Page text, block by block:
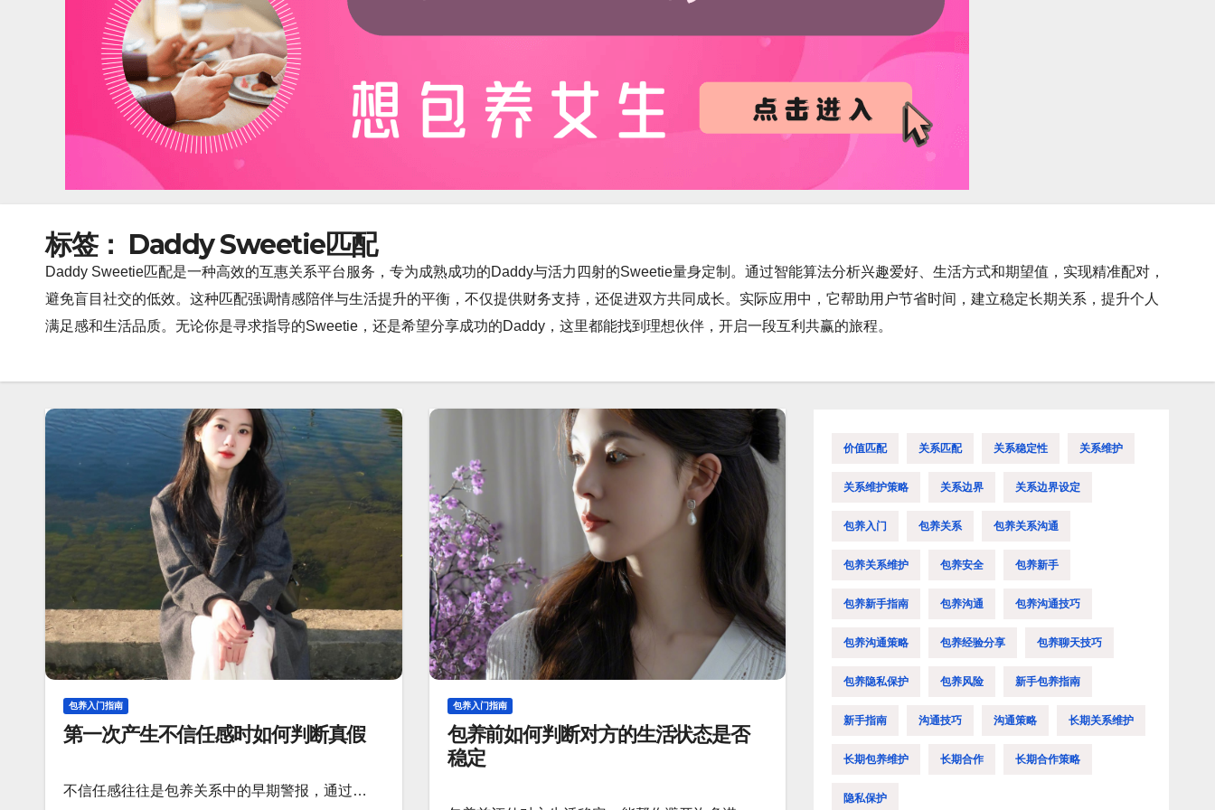
标签： Daddy Sweetie匹配
Daddy Sweetie匹配是一种高效的互惠关系平台服务，专为成熟成功的Daddy与活力四射的Sweetie量身定制。通过智能算法分析兴趣爱好、生活方式和期望值，实现精准配对，
避免盲目社交的低效。这种匹配强调情感陪伴与生活提升的平衡，不仅提供财务支持，还促进双方共同成长。实际应用中，它帮助用户节省时间，建立稳定长期关系，提升个人
满足感和生活品质。无论你是寻求指导的Sweetie，还是希望分享成功的Daddy，这里都能找到理想伙伴，开启一段互利共赢的旅程。
包养入门指南
第一次产生不信任感时如何判断真假
不信任感往往是包养关系中的早期警报，通过…
包养入门指南
包养前如何判断对方的生活状态是否
稳定
价值匹配 关系匹配 关系稳定性 关系维护
关系维护策略 关系边界 关系边界设定
包养入门 包养关系 包养关系沟通
包养关系维护 包养安全 包养新手
包养新手指南 包养沟通 包养沟通技巧
包养沟通策略 包养经验分享 包养聊天技巧
包养隐私保护 包养风险 新手包养指南
新手指南 沟通技巧 沟通策略 长期关系维护
长期包养维护 长期合作 长期合作策略
隐私保护